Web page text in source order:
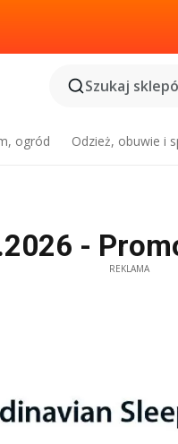
Szukaj
ogród Odzież, obuwie i
-
REKLAMA